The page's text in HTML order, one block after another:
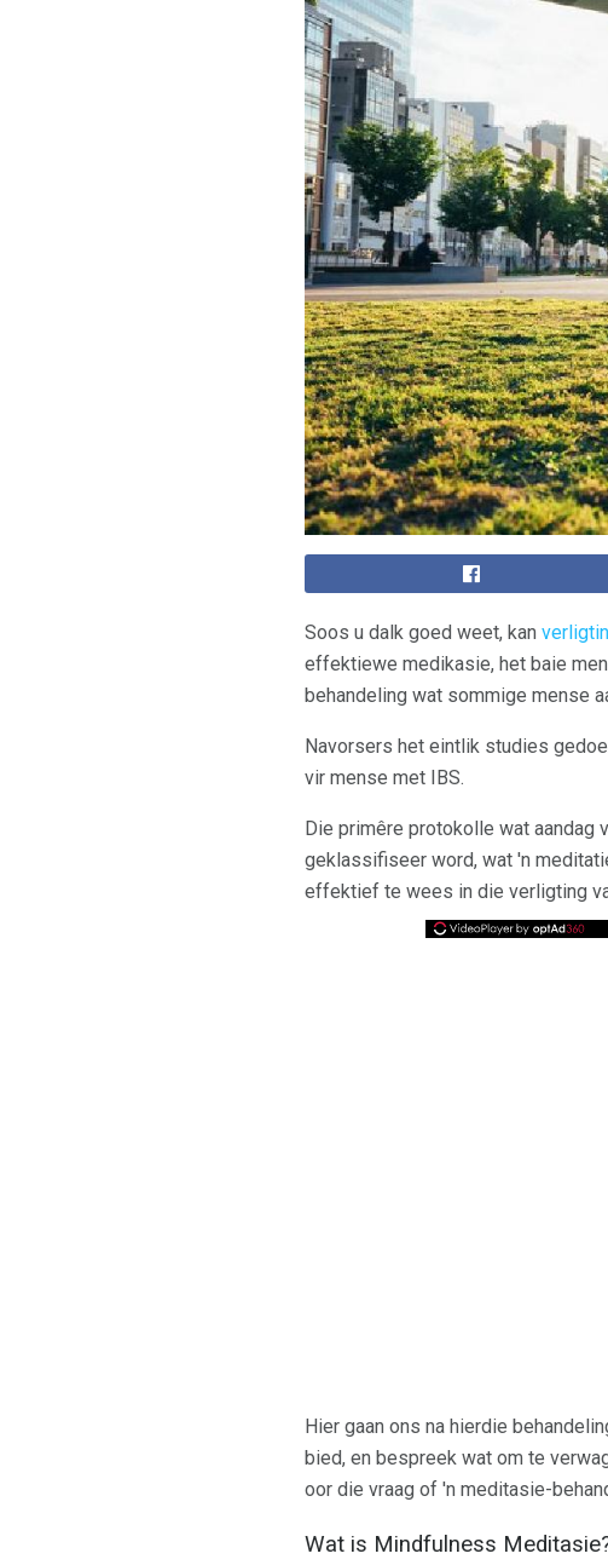
Soos u dalk goed weet, kan
effektiewe medikasie, het baie
behandeling wat sommige mense
Navorsers het eintlik studies
vir mense met IBS.
Die primêre protokolle wat aandag
geklassifiseer word, wat 'n
effektief te wees in die verligting
Hier gaan ons na hierdie
bied, en bespreek wat om te
oor die vraag of 'n meditasie-
Wat is Mindfulness